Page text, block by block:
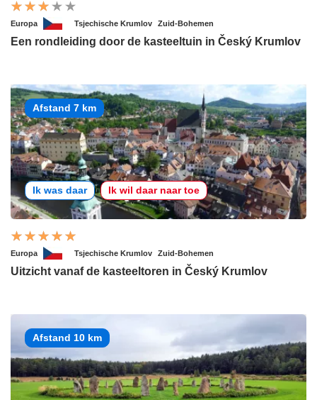
Europa Tsjechische Krumlov Zuid-Bohemen
Een rondleiding door de kasteeltuin in Český Krumlov
Afstand 7 km
Ik was daar Ik wil daar naar toe
Europa Tsjechische Krumlov Zuid-Bohemen
Uitzicht vanaf de kasteeltoren in Český Krumlov
Afstand 10 km